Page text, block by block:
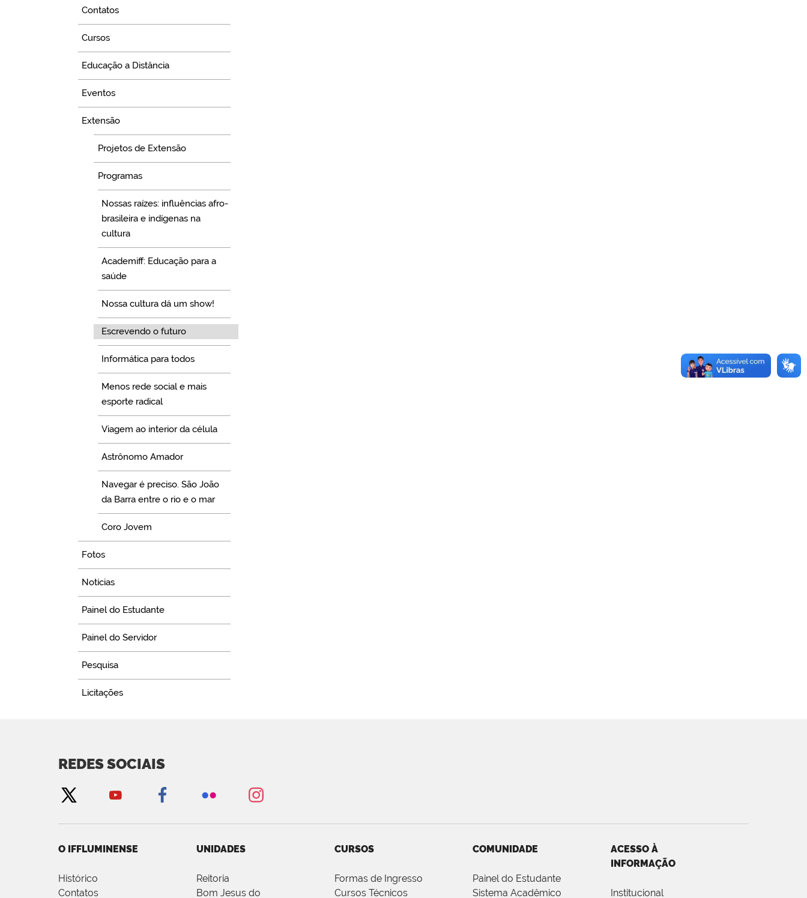
Contatos
Cursos
Educação a Distância
Eventos
Extensão
Projetos de Extensão
Programas
Nossas raízes: influências afro-
brasileira e indígenas na
cultura
Academiff: Educação para a
saúde
Nossa cultura dá um show!
Escrevendo o futuro
Informática para todos
Menos rede social e mais
esporte radical
Viagem ao interior da célula
Astrônomo Amador
Navegar é preciso. São João
da Barra entre o rio e o mar
Coro Jovem
Fotos
Notícias
Painel do Estudante
Painel do Servidor
Pesquisa
Licitações
REDES SOCIAIS
O IFFLUMINENSE
Histórico
Contatos
UNIDADES
Reitoria
Bom Jesus do
CURSOS
Formas de Ingresso
Cursos Técnicos
COMUNIDADE
Painel do Estudante
Sistema Acadêmico
ACESSO À
INFORMAÇÃO
Institucional